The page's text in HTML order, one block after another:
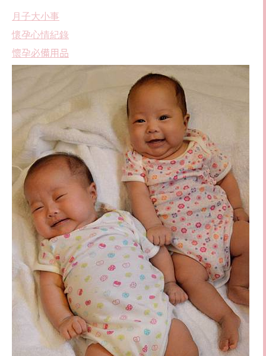
月子大小事
懷孕心情紀錄
懷孕必備用品